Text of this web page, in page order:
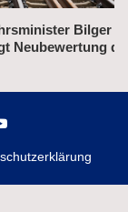
Bilger
der